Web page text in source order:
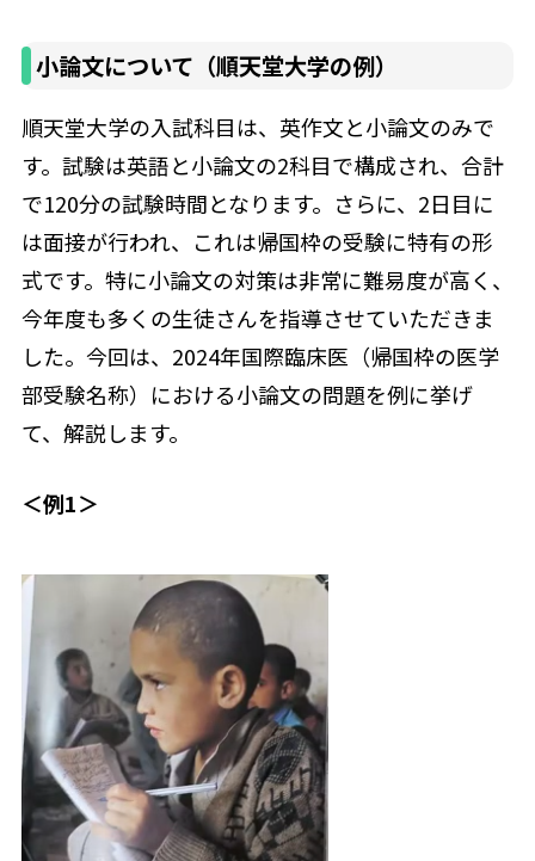
小論文について（順天堂大学の例）
順天堂大学の入試科目は、英作文と小論文のみで
す。試験は英語と小論文の2科目で構成され、合計
で120分の試験時間となります。さらに、2日目に
は面接が行われ、これは帰国枠の受験に特有の形
式です。特に小論文の対策は非常に難易度が高く、
今年度も多くの生徒さんを指導させていただきま
した。今回は、2024年国際臨床医（帰国枠の医学
部受験名称）における小論文の問題を例に挙げ
て、解説します。
＜例1＞